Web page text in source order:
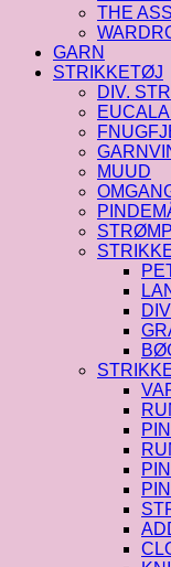
THE
GARN
STRIKKETØJ
DIV.
MUUD